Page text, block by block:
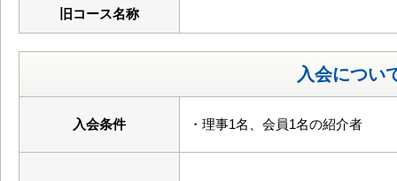
旧コース名称
入会につい
入会条件 ・理事1名、会員1名の紹介者